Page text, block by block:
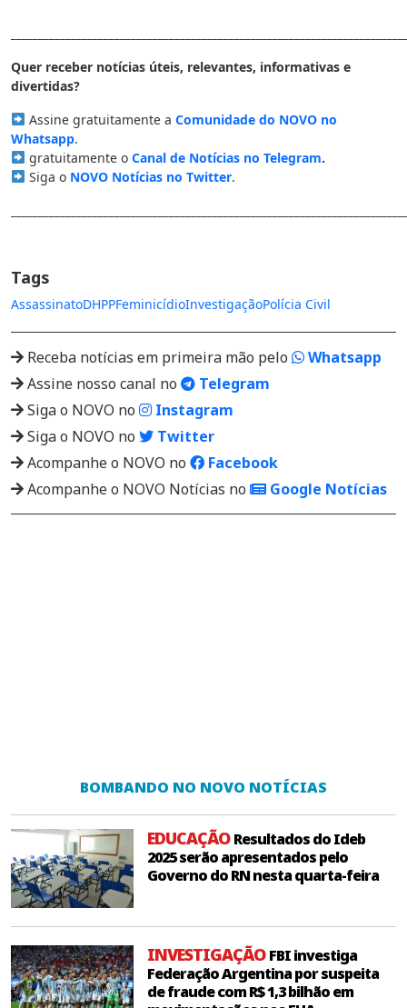
Quer receber notícias úteis, relevantes, informativas e
divertidas?
Assine gratuitamente a Comunidade do NOVO no
Whatsapp.
gratuitamente o Canal de Notícias no Telegram.
Siga o NOVO Notícias no Twitter.
Tags
AssassinatoDHPPFeminicídioInvestigaçãoPolícia Civil
Receba notícias em primeira mão pelo
Whatsapp
Assine nosso canal no
Telegram
Siga o NOVO no
Instagram
Siga o NOVO no
Twitter
Acompanhe o NOVO no
Facebook
Acompanhe o NOVO Notícias no
Google Notícias
BOMBANDO NO NOVO NOTÍCIAS
EDUCAÇÃOResultados do Ideb
2025 serão apresentados pelo
Governo do RN nesta quarta-feira
INVESTIGAÇÃOFBI investiga
Federação Argentina por suspeita
de fraude com R$ 1,3 bilhão em